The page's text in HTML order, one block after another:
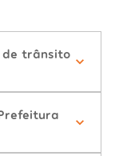
de trânsito